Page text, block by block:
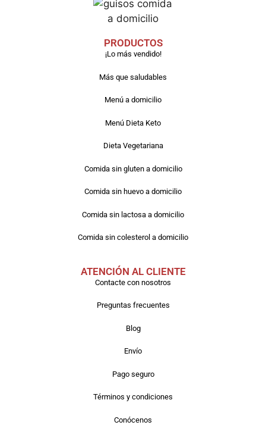
PRODUCTOS
¡Lo más vendido!
Más que saludables
Menú a domicilio
Menú Dieta Keto
Dieta Vegetariana
Comida sin gluten a domicilio
Comida sin huevo a domicilio
Comida sin lactosa a domicilio
Comida sin colesterol a domicilio
ATENCIÓN AL CLIENTE
Contacte con nosotros
Preguntas frecuentes
Blog
Envío
Pago seguro
Términos y condiciones
Conócenos